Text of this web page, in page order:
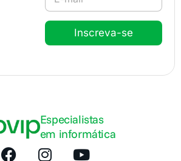
n
e
m
a
l
Inscreva-se
Especialistas
em informática